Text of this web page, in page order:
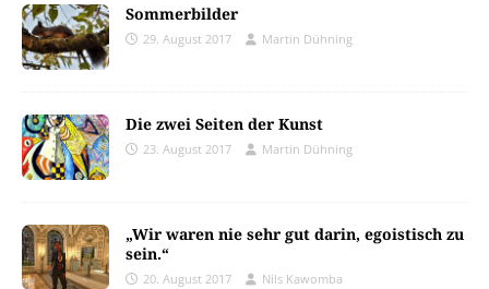
Sommerbilder
29. August 2017 Martin Dühning
Die zwei Seiten der Kunst
23. August 2017 Martin Dühning
„Wir waren nie sehr gut darin, egoistisch zu
sein.“
20. August 2017 Nils Kawomba